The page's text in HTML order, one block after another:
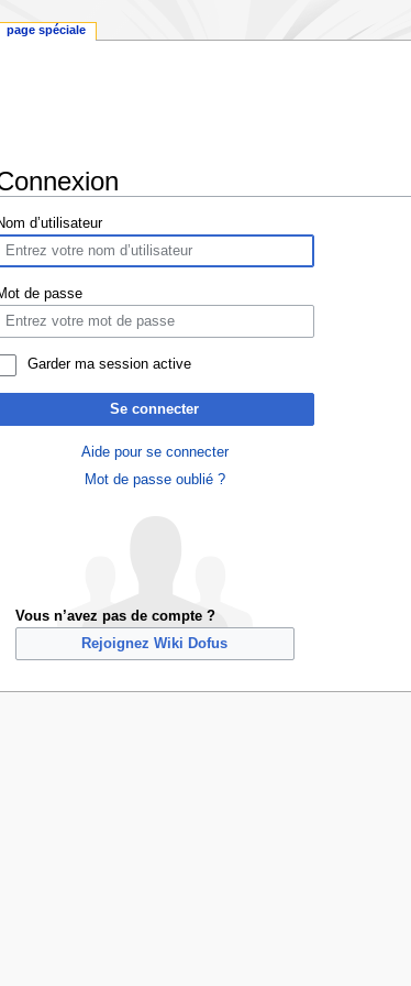
d’utilisateur
de passe
Garder ma session active
Se connecter
Aide pour se connecter
Mot de passe oublié ?
Vous n’avez pas de compte ?
Rejoignez Wiki Dofus
page spéciale